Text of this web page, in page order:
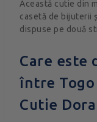
Această cutie din
casetă de bijuterii
dispuse pe două
Care este
între Togo
Cutie